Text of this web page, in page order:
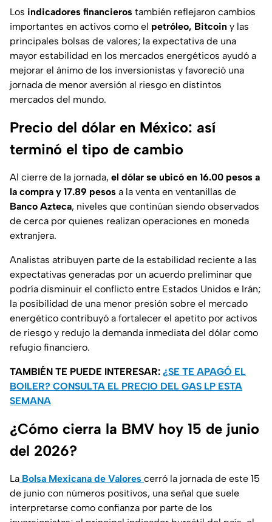
Los indicadores financieros también reflejaron cambios
importantes en activos como el petróleo, Bitcoin y las
principales bolsas de valores; la expectativa de una
mayor estabilidad en los mercados energéticos ayudó a
mejorar el ánimo de los inversionistas y favoreció una
jornada de menor aversión al riesgo en distintos
mercados del mundo.
Precio del dólar en México: así
terminó el tipo de cambio
Al cierre de la jornada, el dólar se ubicó en 16.00 pesos a
la compra y 17.89 pesos a la venta en ventanillas de
Banco Azteca, niveles que continúan siendo observados
de cerca por quienes realizan operaciones en moneda
extranjera.
Analistas atribuyen parte de la estabilidad reciente a las
expectativas generadas por un acuerdo preliminar que
podría disminuir el conflicto entre Estados Unidos e Irán;
la posibilidad de una menor presión sobre el mercado
energético contribuyó a fortalecer el apetito por activos
de riesgo y redujo la demanda inmediata del dólar como
refugio financiero.
TAMBIÉN TE PUEDE INTERESAR: ¿SE TE APAGÓ EL
BOILER? CONSULTA EL PRECIO DEL GAS LP ESTA
SEMANA
¿Cómo cierra la BMV hoy 15 de junio
del 2026?
La Bolsa Mexicana de Valores cerró la jornada de este 15
de junio con números positivos, una señal que suele
interpretarse como confianza por parte de los